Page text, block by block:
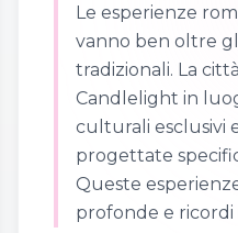
Le esperienze
vanno ben oltre
tradizionali. La
Candlelight in
culturali esclusivi
progettate
Queste
profonde e ricordi